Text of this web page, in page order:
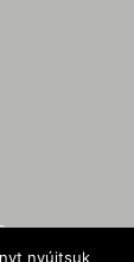
–
nyújtsuk